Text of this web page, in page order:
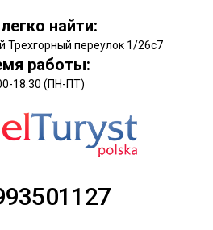
найти:
Трехгорный переулок 1/26с7
работы:
18:30 (ПН-ПТ)